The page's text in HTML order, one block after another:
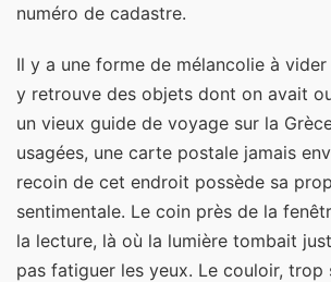
numéro de cadastre.
Il y a une forme de mélancolie à
y retrouve des objets dont on avait
un vieux guide de voyage sur la
usagées, une carte postale jamais
recoin de cet endroit possède sa
sentimentale. Le coin près de la
la lecture, là où la lumière tombait
pas fatiguer les yeux. Le couloir, trop